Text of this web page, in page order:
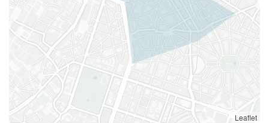
Leaflet